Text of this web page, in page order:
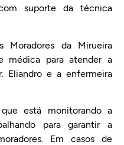
suporte da técnica
Moradores da Mirueira
médica para atender a
Eliandro e a enfermeira
está monitorando a
para garantir a
Em casos de